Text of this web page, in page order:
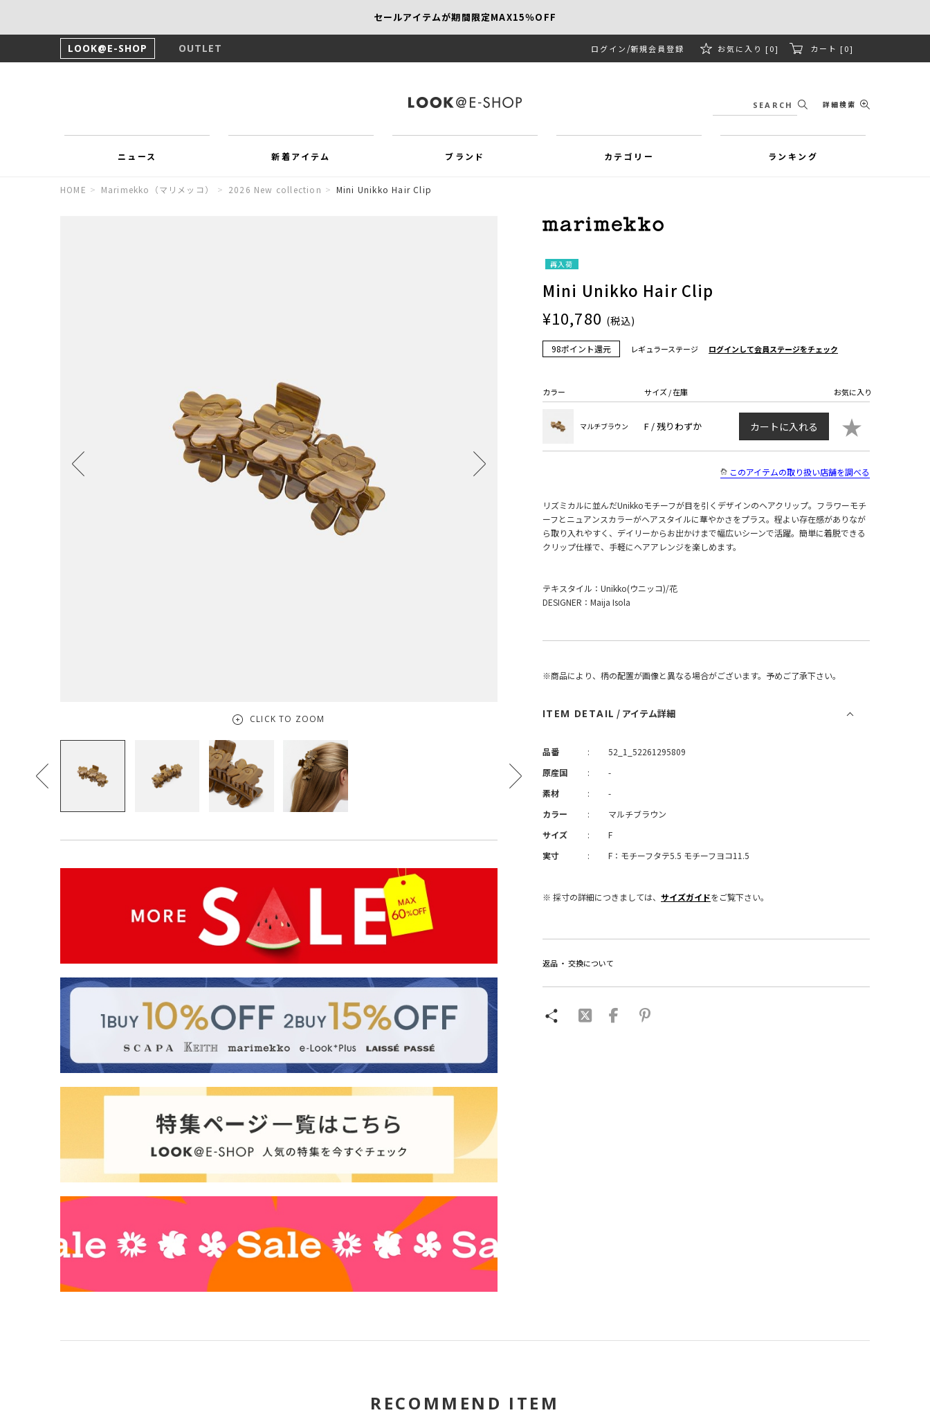
セールアイテムが期間限定MAX15％OFF
LOOK@E-SHOP OUTLET ログイン 新規会員登録 お気に入り [0] カート [0]
詳細検索
ニュース 新着アイテム ブランド カテゴリー ランキング
HOME > Marimekko（マリメッコ） > 2026 New collection > Mini Unikko Hair Clip
CLICK TO ZOOM
再入荷
Mini Unikko Hair Clip
¥10,780 (税込)
98ポイント還元 レギュラーステージ ログインして会員ステージをチェック
カラー サイズ / 在庫 お気に入り
マルチブラウン F /残りわずか カートに入れる ★
このアイテムの取り扱い店舗を調べる
リズミカルに並んだUnikkoモチーフが目を引くデザインのヘアクリップ。フラワーモチ
ーフとニュアンスカラーがヘアスタイルに華やかさをプラス。程よい存在感がありなが
ら取り入れやすく、デイリーからお出かけまで幅広いシーンで活躍。簡単に着脱できる
クリップ仕様で、手軽にヘアアレンジを楽しめます。
テキスタイル：Unikko(ウニッコ)/花
DESIGNER：Maija Isola
※商品により、柄の配置が画像と異なる場合がございます。予めご了承下さい。
ITEM DETAIL / アイテム詳細
品番 :
52_1_52261295809
原産国
:
-
素材
:
-
カラー
:
マルチブラウン
サイズ
:
F
実寸
: F：モチーフタテ5.5 モチーフヨコ11.5
※ 採寸の詳細につきましては、サイズガイドをご覧下さい。
返品 ・ 交換について
RECOMMEND ITEM